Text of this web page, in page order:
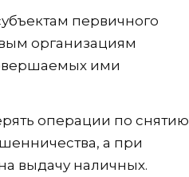
первичного
организациям
ими
операции по снятию
а при
выдачу наличных.